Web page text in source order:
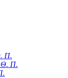
Π.
Θ. Π.